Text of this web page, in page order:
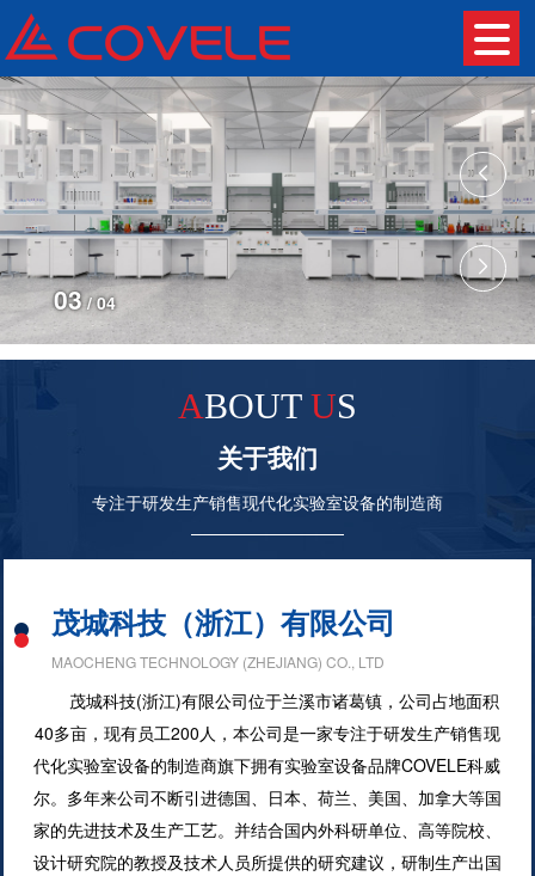
ABOUT US
关于我们
专注于研发生产销售现代化实验室设备的制造商
茂城科技（浙江）有限公司
MAOCHENG TECHNOLOGY (ZHEJIANG) CO., LTD
茂城科技(浙江)有限公司位于兰溪市诸葛镇，公司占地面积
40多亩，现有员工200人，本公司是一家专注于研发生产销售现
代化实验室设备的制造商旗下拥有实验室设备品牌COVELE科威
尔。多年来公司不断引进德国、日本、荷兰、美国、加拿大等国
家的先进技术及生产工艺。并结合国内外科研单位、高等院校、
设计研究院的教授及技术人员所提供的研究建议，研制生产出国